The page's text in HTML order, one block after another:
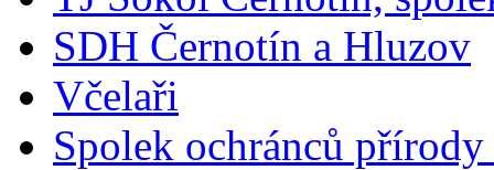
SDH Černotín a Hluzov
Včelaři
Spolek ochránců